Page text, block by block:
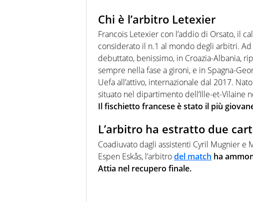
Chi è l’arbitro Letexier
Francois Letexier con l’addio di Orsato, il
considerato il n.1 al mondo degli arbitri.
debuttato, benissimo, in Croazia-Albania,
sempre nella fase a gironi, e in Spagna-
Uefa all’attivo, internazionale dal 2017.
situato nel dipartimento dell’Ille-et-Vilaine
Il fischietto francese è stato il più
L’arbitro ha estratto due
Coadiuvato dagli assistenti Cyril Mugnier e
Espen Eskås, l’arbitrodel match ha
Attia nel recupero finale.